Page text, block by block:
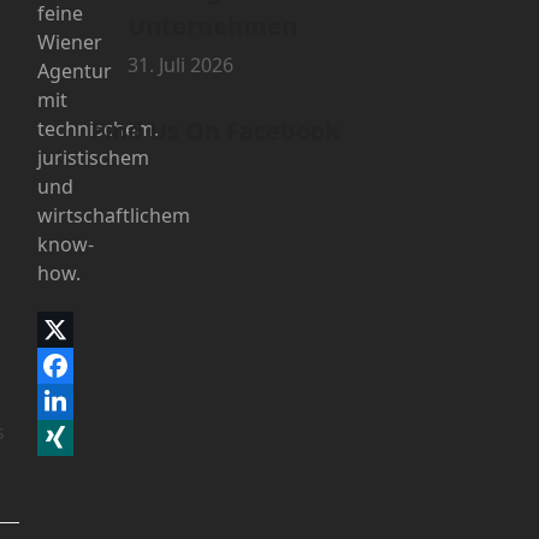
31. Juli 2026
Find Us On Facebook
feine
Wiener
Agentur
mit
technischem,
juristischem
und
wirtschaftlichem
know-
how.
Twitter
(deprecated)
Facebook
LinkedIn
Xing